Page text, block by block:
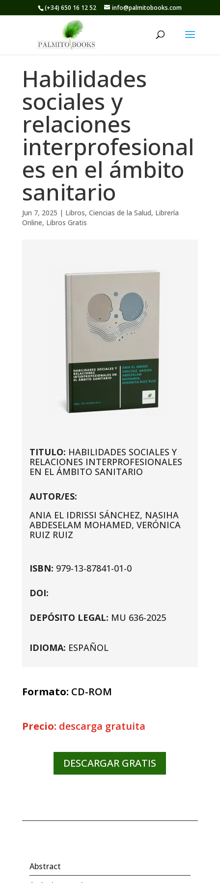
(+34) 650 16 12 52 info@palmitobooks.com
Habilidades
sociales y
relaciones
interprofesional
es en el ámbito
sanitario
Jun 7, 2025 | Libros, Ciencias de la Salud, Librería
Online, Libros Gratis
TITULO: HABILIDADES SOCIALES Y
RELACIONES INTERPROFESIONALES
EN EL ÁMBITO SANITARIO
AUTOR/ES:
ANIA EL IDRISSI SÁNCHEZ, NASIHA
ABDESELAM MOHAMED, VERÓNICA
RUIZ RUIZ
ISBN: 979-13-87841-01-0
DOI:
DEPÓSITO LEGAL: MU 636-2025
IDIOMA: ESPAÑOL
Formato: CD-ROM
Precio: descarga gratuita
DESCARGAR GRATIS
Abstract